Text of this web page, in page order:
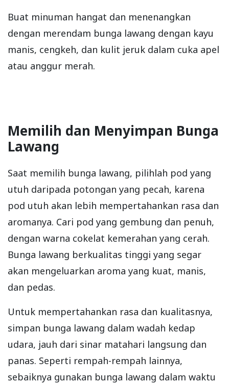
Buat minuman hangat dan menenangkan
dengan merendam bunga lawang dengan kayu
manis, cengkeh, dan kulit jeruk dalam cuka apel
atau anggur merah.
Memilih dan Menyimpan Bunga
Lawang
Saat memilih bunga lawang, pilihlah pod yang
utuh daripada potongan yang pecah, karena
pod utuh akan lebih mempertahankan rasa dan
aromanya. Cari pod yang gembung dan penuh,
dengan warna cokelat kemerahan yang cerah.
Bunga lawang berkualitas tinggi yang segar
akan mengeluarkan aroma yang kuat, manis,
dan pedas.
Untuk mempertahankan rasa dan kualitasnya,
simpan bunga lawang dalam wadah kedap
udara, jauh dari sinar matahari langsung dan
panas. Seperti rempah-rempah lainnya,
sebaiknya gunakan bunga lawang dalam waktu